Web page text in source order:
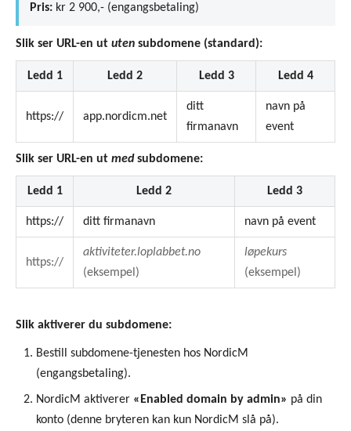
Pris: kr 2 900,- (engangsbetaling)
Slik ser URL-en ut uten subdomene (standard):
Ledd 1 Ledd 2 Ledd 3 Ledd 4
https:// app.nordicm.net
ditt
firmanavn
navn på
event
Slik ser URL-en ut medsubdomene:
Ledd 1 Ledd 2 Ledd 3
https:// ditt firmanavn navn på event
https://
aktiviteter.loplabbet.no
(eksempel)
løpekurs
(eksempel)
Slik aktiverer du subdomene:
Bestill subdomene-tjenesten hos NordicM
(engangsbetaling).
NordicM aktiverer «Enabled domain by admin» på din
konto (denne bryteren kan kun NordicM slå på).